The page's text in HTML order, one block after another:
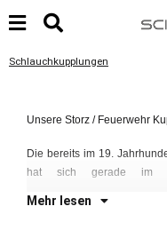
Schlauchkupplungen
Unsere Storz / Feuerwehr
Die bereits im 19.
hat sich gerade im
Mehr lesen